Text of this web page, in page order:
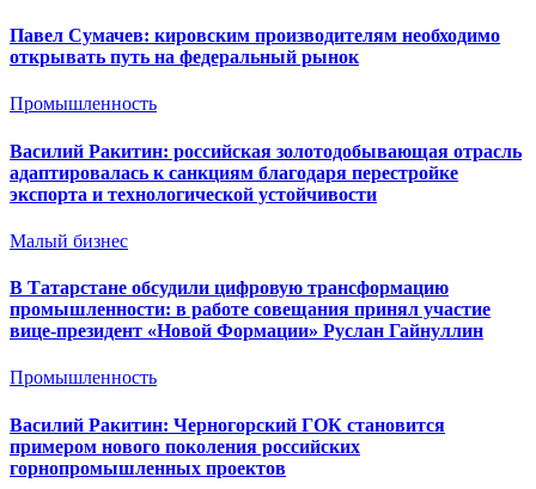
Павел Сумачев: кировским производителям необходимо
открывать путь на федеральный рынок
Промышленность
Василий Ракитин: российская золотодобывающая отрасль
адаптировалась к санкциям благодаря перестройке
экспорта и технологической устойчивости
Малый бизнес
В Татарстане обсудили цифровую трансформацию
промышленности: в работе совещания принял участие
вице-президент «Новой Формации» Руслан Гайнуллин
Промышленность
Василий Ракитин: Черногорский ГОК становится
примером нового поколения российских
горнопромышленных проектов